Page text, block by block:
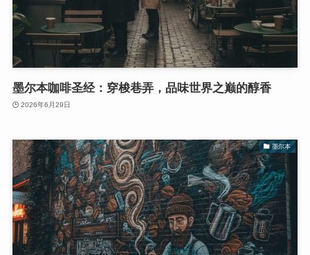
墨尔本咖啡圣经：穿梭巷弄，品味世界之巅的醇香
2026年6月29日
墨尔本